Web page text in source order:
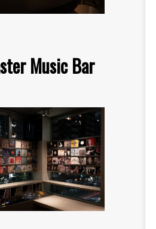
Music Bar